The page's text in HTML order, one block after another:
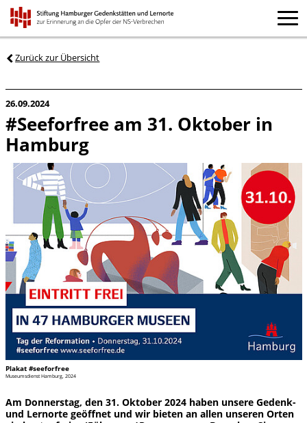
Zurück zur Übersicht
26.09.2024
#Seeforfree am 31. Oktober in
Hamburg
Plakat #seeforfree
Museumsdienst Hamburg, 2024
Am Donnerstag, den 31. Oktober 2024 haben unsere Gedenk-
und Lernorte geöffnet und wir bieten an allen unseren Orten